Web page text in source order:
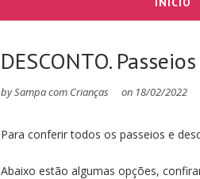
DESCONTO.
bySampa com Crianças on 18/02/2022
Para conferir todos os passeios e
Abaixo estão algumas opções,